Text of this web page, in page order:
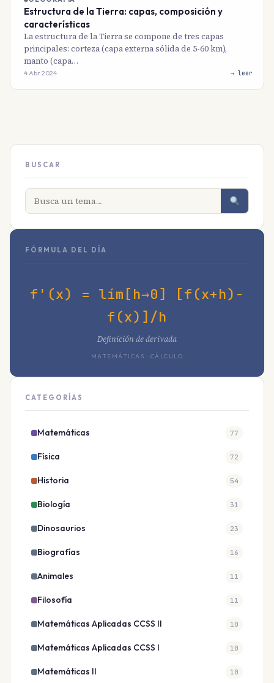
Estructura de la Tierra: capas, composición y
características
La estructura de la Tierra se compone de tres capas
principales: corteza (capa externa sólida de 5-60 km),
manto (capa…
4 Abr 2024 → leer
BUSCAR
FÓRMULA DEL DÍA
f'(x) = lím[h→0] [f(x+h)-
f(x)]/h
Definición de derivada
MATEMÁTICAS · CÁLCULO
CATEGORÍAS
Matemáticas 77
Física 72
Historia 54
Biología 31
Dinosaurios 23
Biografías 16
Animales 11
Filosofía 11
Matemáticas Aplicadas CCSS II 10
Matemáticas Aplicadas CCSS I 10
Matemáticas II 10